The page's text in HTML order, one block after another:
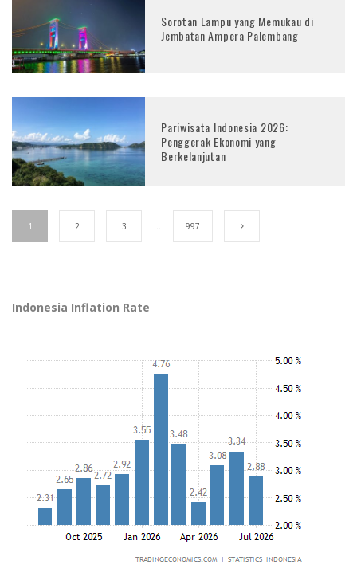
Sorotan Lampu yang Memukau di
Jembatan Ampera Palembang
Pariwisata Indonesia 2026:
Penggerak Ekonomi yang
Berkelanjutan
1 2 3 997
Indonesia Inflation Rate